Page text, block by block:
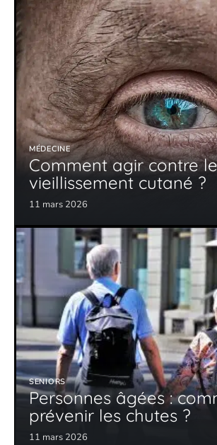
MÉDECINE
Comment agir contre le
vieillissement cutané ?
11 mars 2026
SENIORS
Personnes âgées :
prévenir les chutes ?
11 mars 2026